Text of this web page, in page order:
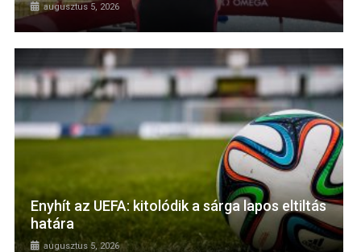
augusztus 5, 2026
Enyhít az UEFA: kitolódik a sárga lapos eltiltás
határa
augusztus 5, 2026